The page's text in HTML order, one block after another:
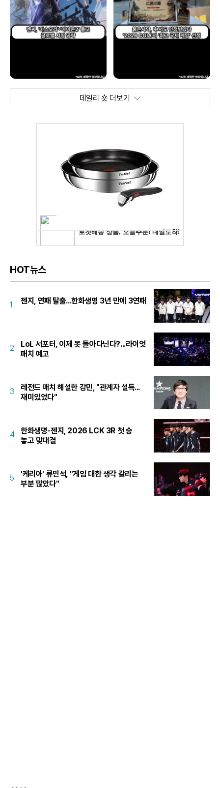
데일리 숏 더보기
HOT뉴스
1 젠지, 연패 탈출...한화생명 3년 만에 3연패
2
LoL 서포터, 이제 못 돌아다닌다?...라이엇
패치 예고
3
레전드 매치 해설한 강민, "관계자 설득...
재미있었다"
4
한화생명-젠지, 2026 LCK 3R 첫 승
놓고 맞대결
5
'케리아' 류민석, "게임 대한 생각 갈리는
부분 많았다"